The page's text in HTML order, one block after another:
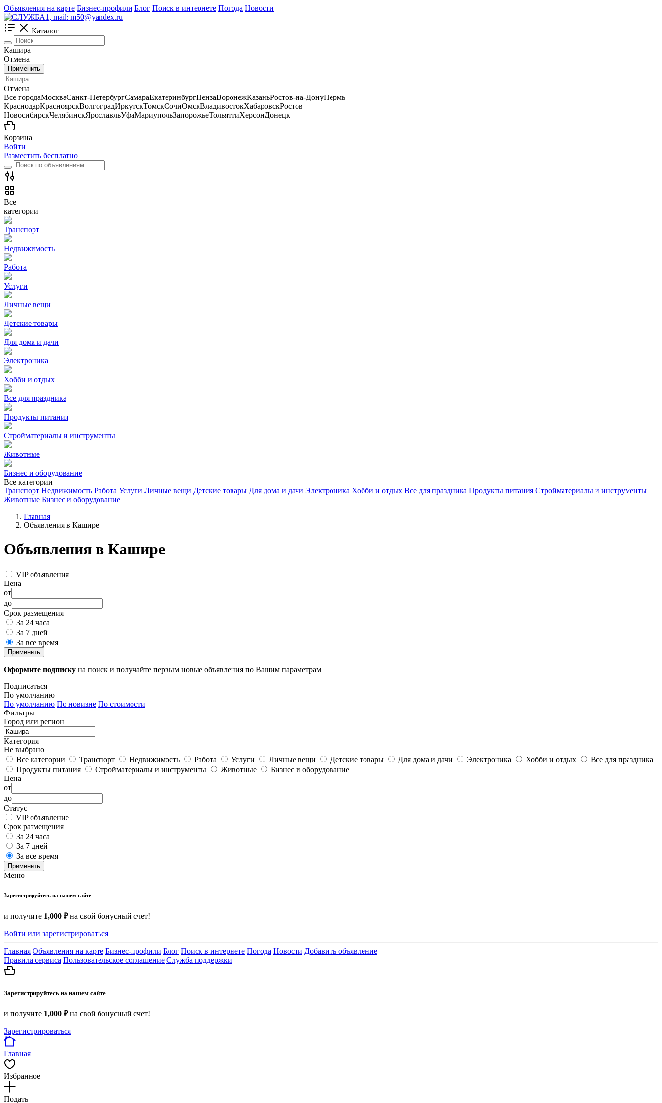
Объявления на карте Бизнес-профили Блог Поиск в интернете Погода Новости
Каталог
Кашира
Отмена
Применить
Отмена
Все городаМоскваСанкт-ПетербургСамараЕкатеринбургПензаВоронежКазаньРостов-на-ДонуПермь
КраснодарКрасноярскВолгоградИркутскТомскСочиОмскВладивостокХабаровскРостов
НовосибирскЧелябинскЯрославльУфаМариупольЗапорожьеТольяттиХерсонДонецк
Корзина
Войти
Разместить бесплатно
Все
категории
Транспорт
Недвижимость
Работа
Услуги
Личные вещи
Детские товары
Для дома и дачи
Электроника
Хобби и отдых
Все для праздника
Продукты питания
Стройматериалы и инструменты
Животные
Бизнес и оборудование
Все категории
Транспорт Недвижимость Работа Услуги Личные вещи Детские товары Для дома и дачи Электроника Хобби и отдых Все для праздника Продукты питания Стройматериалы и инструменты
Животные Бизнес и оборудование
Главная
Объявления в Кашире
Объявления в Кашире
VIP объявления
Цена
от
до
Срок размещения
За 24 часа
За 7 дней
За все время
Применить
Оформите подписку на поиск и получайте первым новые объявления по Вашим параметрам
Подписаться
По умолчанию
По умолчанию По новизне По стоимости
Фильтры
Город или регион
Категория
Не выбрано
Все категории
Транспорт Недвижимость Работа Услуги Личные вещи Детские товары Для дома и дачи Электроника Хобби и отдых
Все для праздника
Продукты питания
Стройматериалы и инструменты Животные
Бизнес и оборудование
Цена
от
до
Статус
VIP объявление
Срок размещения
За 24 часа
За 7 дней
За все время
Применить
Меню
Зарегистрируйтесь на нашем сайте
и получите 1,000 ₽на свой бонусный счет!
Войти или зарегистрироваться
Главная Объявления на карте Бизнес-профили Блог Поиск в интернете Погода Новости Добавить объявление
Правила сервиса Пользовательское соглашение Служба поддержки
Зарегистрируйтесь на нашем сайте
и получите 1,000 ₽на свой бонусный счет!
Зарегистрироваться
Главная
Избранное
Подать